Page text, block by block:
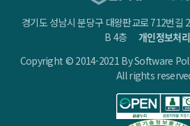
경기도 성남시 분당구 대왕판교로 712번길
B 4층개인정보처
Copyright © 2014-2021 By Software
All rights